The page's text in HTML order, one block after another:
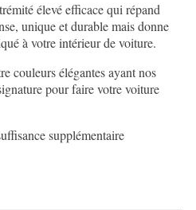
élevé efficace qui répand
unique et durable mais donne
à votre intérieur de voiture.
couleurs élégantes ayant nos
pour faire votre voiture
supplémentaire